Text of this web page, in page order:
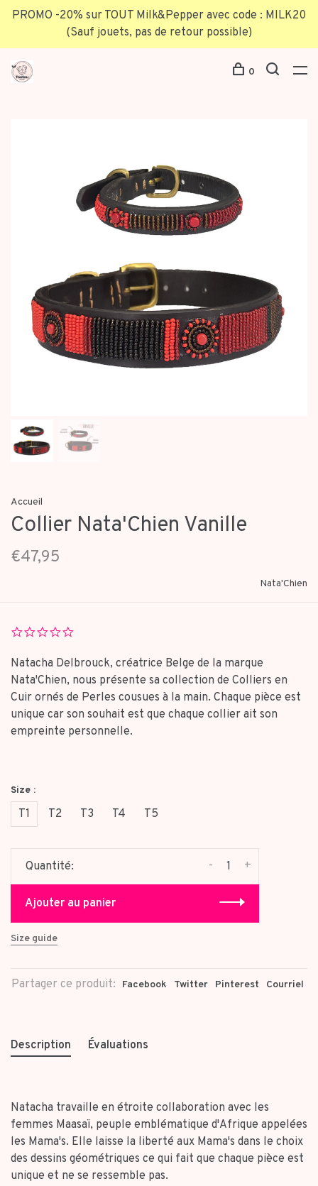
PROMO -20% sur TOUT Milk&Pepper avec code : MILK20
(Sauf jouets, pas de retour possible)
0
Accueil
Collier Nata'Chien Vanille
€47,95
Nata'Chien
rating
Natacha Delbrouck, créatrice Belge de la marque
Nata'Chien, nous présente sa collection de Colliers en
Cuir ornés de Perles cousues à la main. Chaque pièce est
unique car son souhait est que chaque collier ait son
empreinte personnelle.
Size :
T1 T2 T3 T4 T5
Quantité: +
-
Ajouter au panier
Size guide
Partager ce produit: Facebook Twitter Pinterest Courriel
Description Évaluations
Natacha travaille en étroite collaboration avec les
femmes Maasaï, peuple emblématique d'Afrique appelées
les Mama's. Elle laisse la liberté aux Mama's dans le choix
des dessins géométriques ce qui fait que chaque pièce est
unique et ne se ressemble pas.